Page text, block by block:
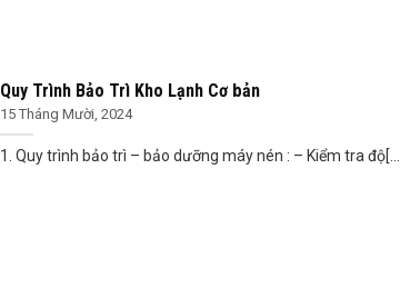
Quy Trình Bảo Trì Kho Lạnh Cơ bản
15 Tháng Mười, 2024
1. Quy trình bảo trì – bảo dưỡng máy nén : – Kiểm tra độ[...]